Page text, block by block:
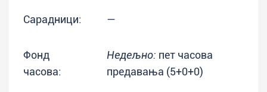
Сарадници: —
Фонд
часова:
Недељно: пет часова
предавања (5+0+0)